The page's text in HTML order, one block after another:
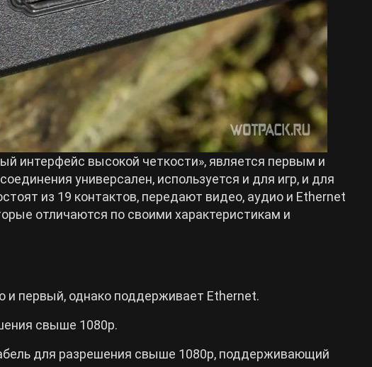
интерфейс высокой четкости», является первым и
универсален, используется и для игр, и для
из 19 контактов, передают видео, аудио и Ethernet
отличаются по своими характеристикам и
и первый, однако поддерживает Ethernet.
свыше 1080p.
для разрешения свыше 1080p, поддерживающий